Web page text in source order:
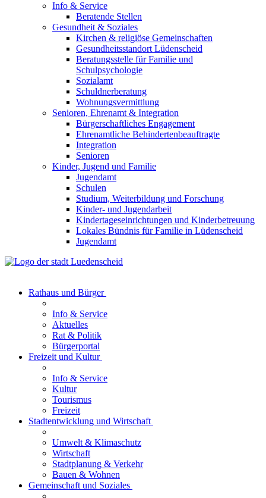
Info & Service
Beratende Stellen
Gesundheit & Soziales
Kirchen & religiöse Gemeinschaften
Gesundheitsstandort Lüdenscheid
Beratungsstelle für Familie und
Schulpsychologie
Sozialamt
Schuldnerberatung
Wohnungsvermittlung
Senioren, Ehrenamt & Integration
Bürgerschaftliches Engagement
Ehrenamtliche Behindertenbeauftragte
Integration
Senioren
Kinder, Jugend und Familie
Jugendamt
Schulen
Studium, Weiterbildung und Forschung
Kinder- und Jugendarbeit
Kindertageseinrichtungen und Kinderbetreuung
Lokales Bündnis für Familie in Lüdenscheid
Jugendamt
Rathaus und Bürger
Info & Service
Aktuelles
Rat & Politik
Bürgerportal
Freizeit und Kultur
Info & Service
Kultur
Tourismus
Freizeit
Stadtentwicklung und Wirtschaft
Umwelt & Klimaschutz
Wirtschaft
Stadtplanung & Verkehr
Bauen & Wohnen
Gemeinschaft und Soziales